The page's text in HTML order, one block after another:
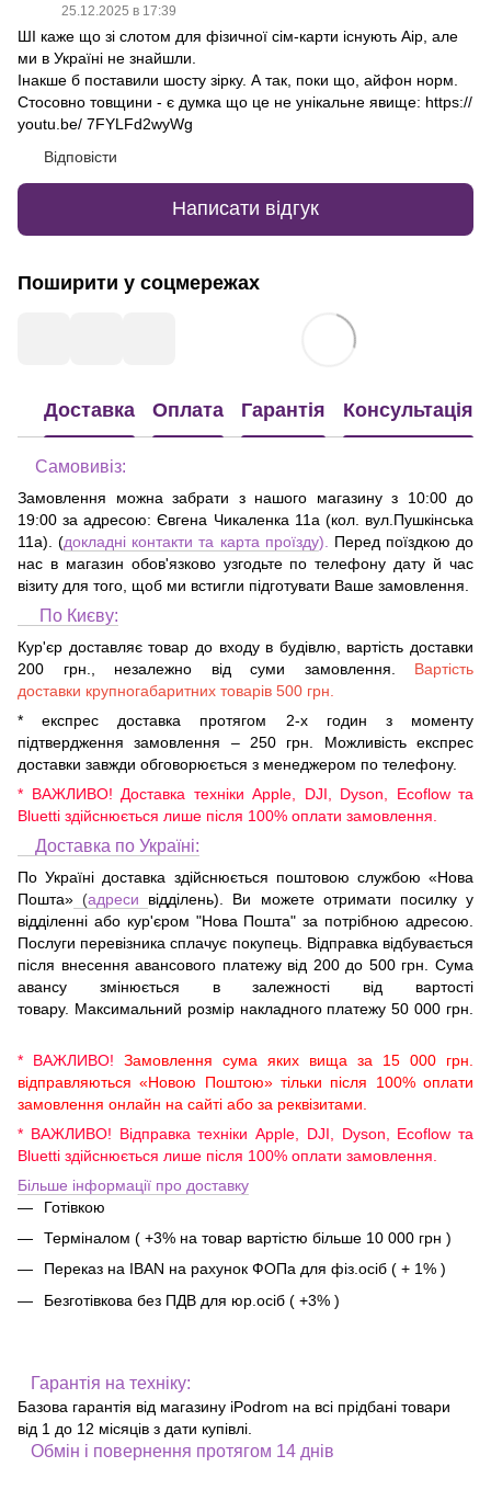
25.12.2025 в 17:39
ШІ каже що зі слотом для фізичної сім-карти існують Аір, але
ми в Україні не знайшли.
Інакше б поставили шосту зірку. А так, поки що, айфон норм.
Стосовно товщини - є думка що це не унікальне явище: https://
youtu.be/ 7FYLFd2wyWg
Відповісти
Написати відгук
Поширити у соцмережах
Доставка Оплата Гарантія Консультація
Самовивіз:
Замовлення можна забрати з нашого магазину з 10:00 до
19:00 за адресою:Євгена Чикаленка 11а (кол. вул.Пушкінська
11а) . (докладні контакти та карта проїзду). Перед поїздкою до
нас в магазин обов'язково узгодьте по телефону дату й час
візиту для того, щоб ми встигли підготувати Ваше замовлення.
По Києву:
Кур'єр доставляє товар до входу в будівлю, вартість доставки
200 грн., незалежно від суми замовлення. Вартість
доставки крупногабаритних товарів 500 грн.
* експрес доставка протягом 2-х годин з моменту
підтвердження замовлення – 250 грн. Можливість експрес
доставки завжди обговорюється з менеджером по телефону.
* ВАЖЛИВО! Доставка техніки Apple, DJI, Dyson, Ecoflow та
Bluetti здійснюється лише після 100% оплати замовлення.
Доставка по Україні:
По Україні доставка здійснюється поштовою службою «Нова
Пошта» (адреси
відділень). Ви можете отримати посилку у
відділенні або кур'єром "Нова Пошта" за потрібною адресою.
Послуги перевізника сплачує покупець. Відправка відбувається
після внесення авансового платежу від 200 до 500 грн. Сума
авансу змінюється в залежності від вартості
товару. Максимальний розмір накладного платежу 50 000 грн.
* ВАЖЛИВО! Замовлення сума яких вища за 15 000 грн.
відправляються «Новою Поштою» тільки після 100% оплати
замовлення онлайн на сайті або за реквізитами.
* ВАЖЛИВО! Відправка техніки Apple, DJI, Dyson, Ecoflow та
Bluetti здійснюється лише після 100% оплати замовлення.
Більше інформації про доставку
Готівкою
Терміналом ( +3% на товар вартістю більше 10 000 грн )
Переказ на IBAN на рахунок ФОПа для фіз.осіб ( + 1% )
Безготівкова без ПДВ для юр.осіб ( +3% )
Гарантія на техніку:
Базова гарантія від магазину iPodrom на всі прідбані товари
від 1 до 12 місяців з дати купівлі.
Обмін і повернення протягом 14 днів